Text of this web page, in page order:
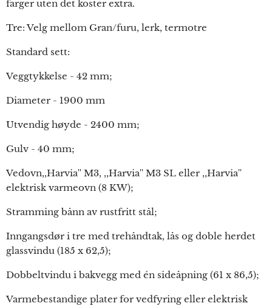
farger uten det koster extra.
Tre: Velg mellom Gran/furu, lerk, termotre
Standard sett:
Veggtykkelse - 42 mm;
Diameter - 1900 mm
Utvendig høyde - 2400 mm;
Gulv - 40 mm;
Vedovn,,Harvia'' M3, ,,Harvia'' M3 SL eller ,,Harvia''
elektrisk varmeovn (8 KW);
Stramming bånn av rustfritt stål;
Inngangsdør i tre med trehåndtak, lås og doble herdet
glassvindu (185 x 62,5);
Dobbeltvindu i bakvegg med én sideåpning (61 x 86,5);
Varmebestandige plater for vedfyring eller elektrisk